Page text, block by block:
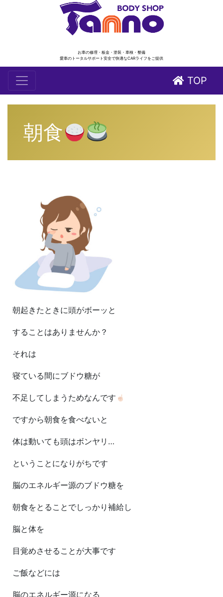
お車の修理・板金・塗装・車検・整備
愛車のトータルサポート安全で快適なCARライフをご提供
TOP
朝食
朝起きたときに頭がボーッと
することはありませんか？
それは
寝ている間にブドウ糖が
不足してしまうためなんです
ですから朝食を食べないと
体は動いても頭はボンヤリ…
ということになりがちです
脳のエネルギー源のブドウ糖を
朝食をとることでしっかり補給し
脳と体を
目覚めさせることが大事です
ご飯などには
脳のエネルギー源になる